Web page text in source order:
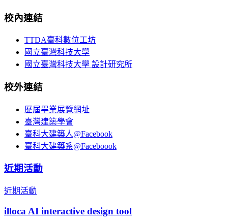
校內連結
TTDA臺科數位工坊
國立臺灣科技大學
國立臺灣科技大學 設計研究所
校外連結
歷屆畢業展覽網址
臺灣建築學會
臺科大建築人@Facebook
臺科大建築系@Faceboook
近期活動
近期活動
illoca AI interactive design tool